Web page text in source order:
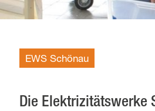
EWS Schönau
Die Elektrizitätswerke